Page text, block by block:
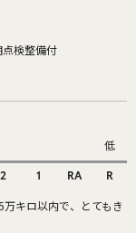
点検整備付
低
2 1 RA R
キロ以内で、とてもき